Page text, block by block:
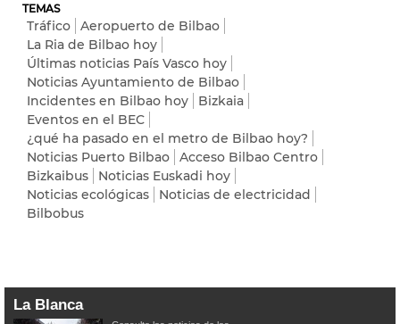
TEMAS
Tráfico
Aeropuerto de Bilbao
La Ria de Bilbao hoy
Últimas noticias País Vasco hoy
Noticias Ayuntamiento de Bilbao
Incidentes en Bilbao hoy
Bizkaia
Eventos en el BEC
¿qué ha pasado en el metro de Bilbao hoy?
Noticias Puerto Bilbao
Acceso Bilbao Centro
Bizkaibus
Noticias Euskadi hoy
Noticias ecológicas
Noticias de electricidad
Bilbobus
La Blanca